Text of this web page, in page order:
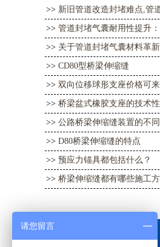
>> 新旧管道改造封堵难点,管
>> 管道封堵气囊耐用性提升
>> 关于管道封堵气囊材料革
>> CD80型桥梁伸缩缝
>> 双向位移球形支座价格可
>> 桥梁盆式橡胶支座的技术
>> 公路桥梁伸缩缝装置的不
>> D80桥梁伸缩缝的特点
>> 预应力锚具都包括什么？
>> 桥梁伸缩缝都有哪些施工
友情链接
请您留言